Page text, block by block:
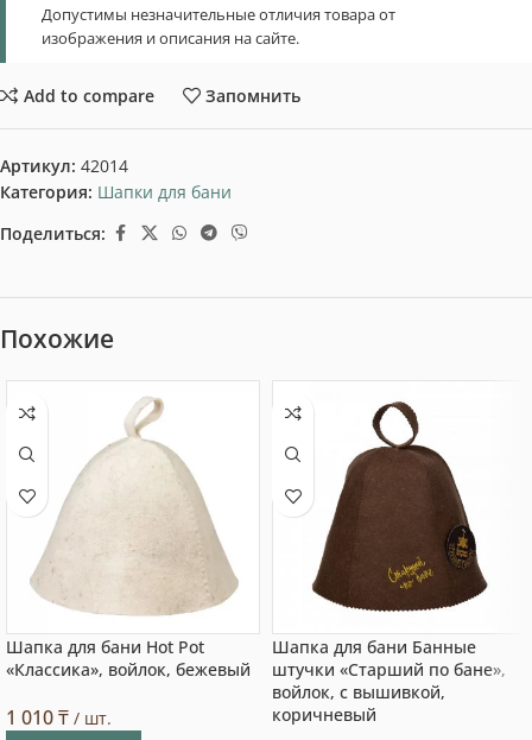
Допустимы незначительные отличия товара от
изображения и описания на сайте.
Add to compare Запомнить
Артикул: 42014
Категория: Шапки для бани
Поделиться:
Похожие
Шапка для бани Hot Pot
«Классика», войлок, бежевый
1 010₸ / шт.
Шапка для бани Банные
штучки «Старший по бане»,
войлок, с вышивкой,
коричневый